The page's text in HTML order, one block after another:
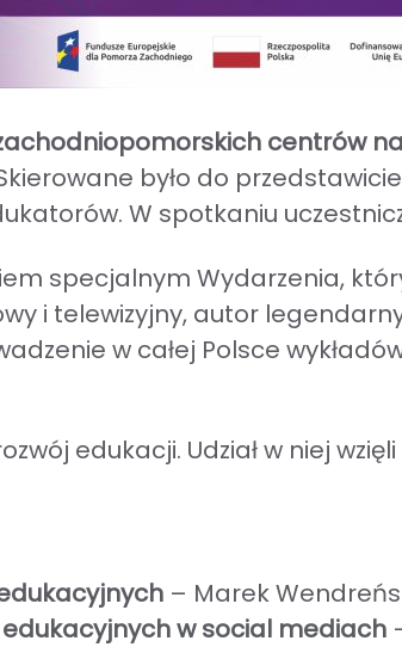
centrów
było do
W spotkaniu
specjalnym Wydarzenia,
i telewizyjny, autor
w całej Polsce
edukacji. Udział w niej
– Marek
w social mediach